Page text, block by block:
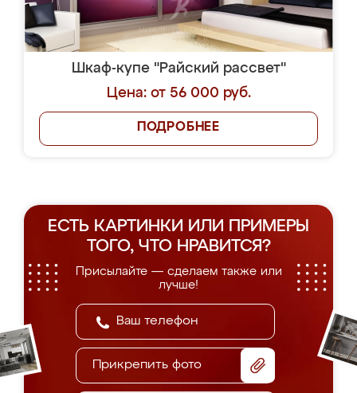
Шкаф-купе "Райский рассвет"
Цена: от 56 000 руб.
ПОДРОБНЕЕ
ЕСТЬ КАРТИНКИ ИЛИ ПРИМЕРЫ
ТОГО, ЧТО НРАВИТСЯ?
Присылайте — сделаем также или
лучше!
Прикрепить фото